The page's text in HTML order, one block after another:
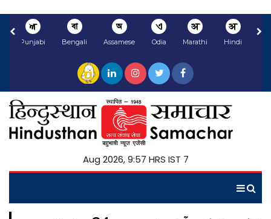
अ
Hindi
अ
Marathi
ଏ
Odia
অ
Assamese
বা
Bengali
ਅ
Punjabi
7 Aug 2026, 9:57 HRS IST